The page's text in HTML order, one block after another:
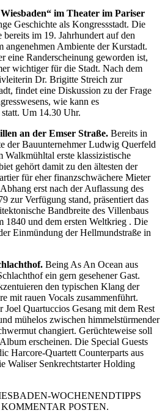
im Theater im Pariser
Geschichte als Kongressstadt. Die
im 19. Jahrhundert auf den
angenehmen Ambiente der Kurstadt.
eine Randerscheinung geworden ist,
wichtiger für die Stadt. Nach dem
Dr. Brigitte Streich zur
findet eine Diskussion zu der Frage
wie kann es
Um 14.30 Uhr.
an der Emser Straße. Bereits in
der Bauunternehmer Ludwig Querfeld
Walkmühltal erste klassizistische
gehört damit zu den ältesten der
für eher finanzschwächere Mieter
erst nach der Auflassung des
zur Verfügung stand, präsentiert das
Bandbreite des Villenbaus
1840 und dem ersten Weltkrieg . Die
Einmündung der Hellmundstraße in
Being As An Ocean aus
ein gern gesehener Gast.
den typischen Klang der
mit rauen Vocals zusammenführt.
Joel Quartuccios Gesang mit dem Rest
mühelos zwischen himmelstürmender
changiert. Gerüchteweise soll
erscheinen. Die Special Guests
Harcore-Quartett Counterparts aus
Waliser Senkrechtstarter Holding
WOCHENENDTIPPS
POSTEN.